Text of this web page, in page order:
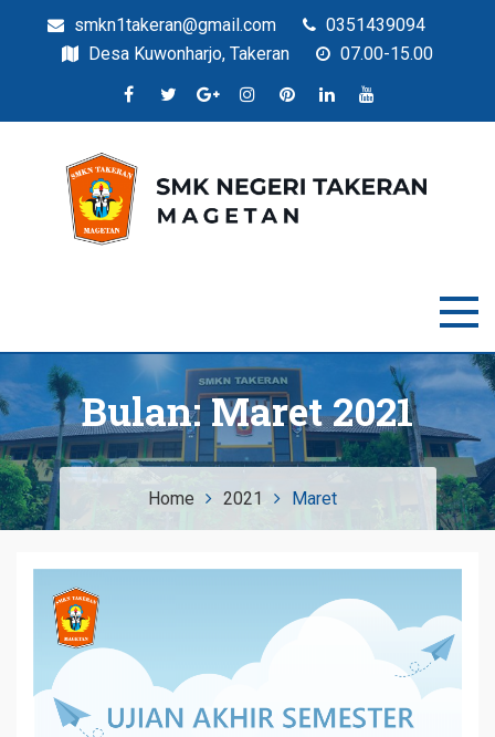
smkn1takeran@gmail.com
0351439094
Desa Kuwonharjo, Takeran
07.00-15.00
Situs Resmi SMKN Takeran
Bulan:Maret 2021
Home 2021 Maret